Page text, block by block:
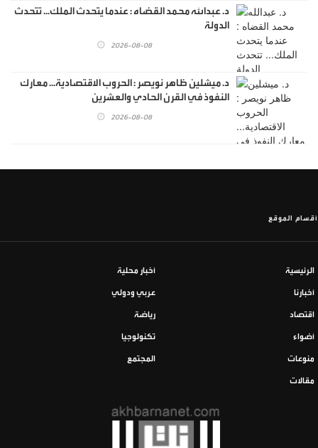
د. عبدالله محمد القضاه : عندما يتحدث الملك... تتحدث
الدولة
2026-08-08
د. ميشلين ظاهر نويصر : الحروب الاقتصادية... معارك
النفوذ في القرن الحادي والعشرين
2026-08-08
أقسام الموقع
الرئيسية أخبار محلية
أخبارنا عربي ودولي
اقتصاد رياضة
أضواء تكنولوجيا
منوعات المجتمع
مقالات